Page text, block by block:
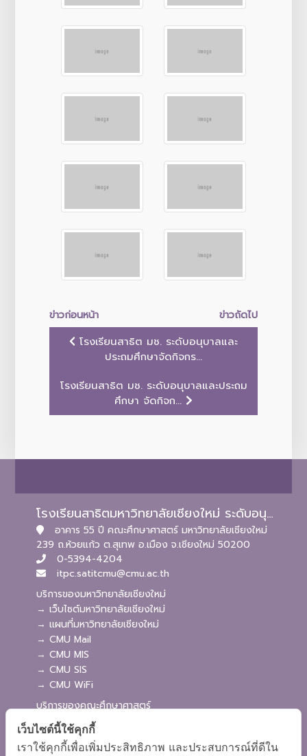
ข่าวก่อนหน้า
ข่าวถัดไป
โรงเรียนสาธิต มช. ระดับอนุบาลและ
ประถมศึกษาจัดกิจกร...
โรงเรียนสาธิต มช. ระดับอนุบาลและประถม
ศึกษา จัดกิจก...
โรงเรียนสาธิตมหาวิทยาลัยเชียงใหม่ ระดับอนุบาลและประถมศึกษา
อาคาร 55 ปี คณะศึกษาศาสตร์ มหาวิทยาลัยเชียงใหม่
239 ถ.ห้วยแก้ว ต.สุเทพ อ.เมือง จ.เชียงใหม่ 50200
0-5394-4204
itpc.satitcmu@cmu.ac.th
บริการของมหาวิทยาลัยเชียงใหม่
→ เว็บไซต์มหาวิทยาลัยเชียงใหม่
→ แผนที่มหาวิทยาลัยเชียงใหม่
→ CMU Mail
→ CMU MIS
→ CMU SIS
→ CMU WiFi
บริการของคณะศึกษาศาสตร์
→ เว็บไซต์คณะศึกษาศาสตร์
→ ระบบจัดการเว็บไซต์
→ ระบบ Admission
เว็บไซต์นี้ใช้คุกกี้
เราใช้คุกกี้เพื่อเพิ่มประสิทธิภาพ และประสบการณ์ที่ดีใน